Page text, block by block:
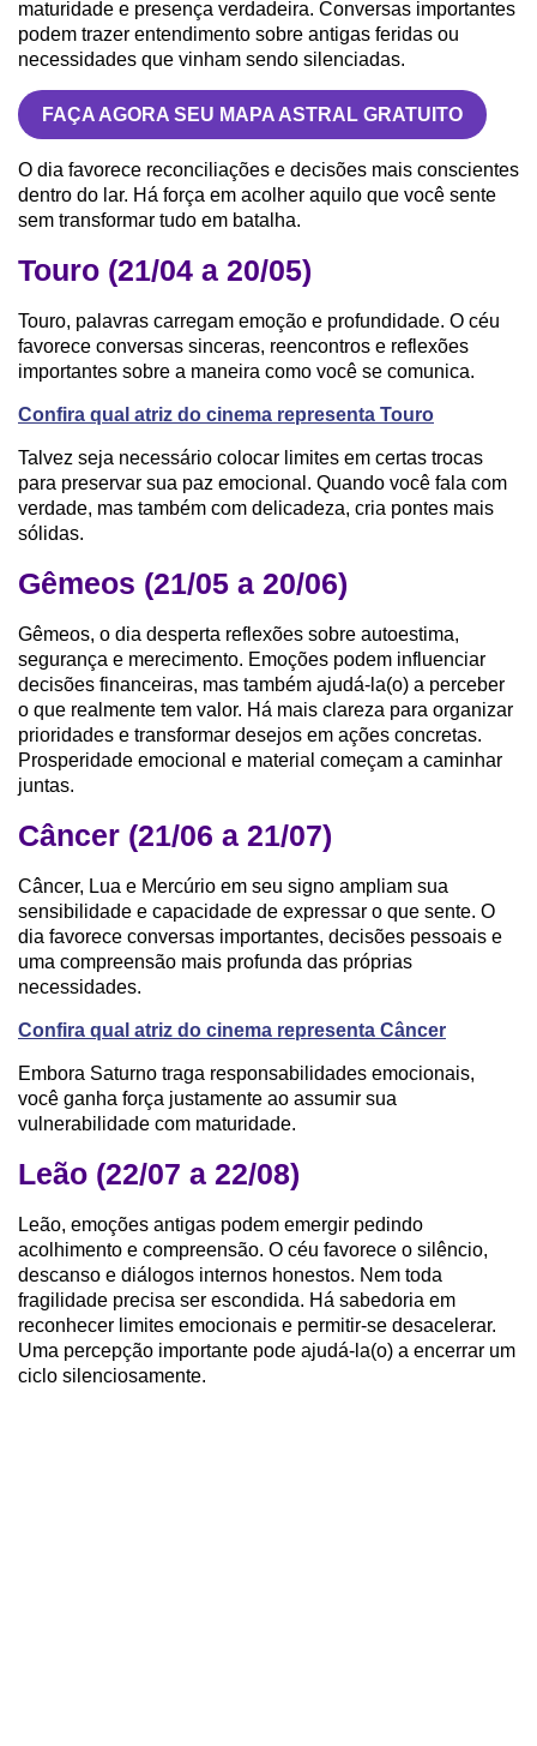
maturidade e presença verdadeira. Conversas importantes
podem trazer entendimento sobre antigas feridas ou
necessidades que vinham sendo silenciadas.
FAÇA AGORA SEU MAPA ASTRAL GRATUITO
O dia favorece reconciliações e decisões mais conscientes
dentro do lar. Há força em acolher aquilo que você sente
sem transformar tudo em batalha.
Touro (21/04 a 20/05)
Touro, palavras carregam emoção e profundidade. O céu
favorece conversas sinceras, reencontros e reflexões
importantes sobre a maneira como você se comunica.
Confira qual atriz do cinema representa Touro
Talvez seja necessário colocar limites em certas trocas
para preservar sua paz emocional. Quando você fala com
verdade, mas também com delicadeza, cria pontes mais
sólidas.
Gêmeos (21/05 a 20/06)
Gêmeos, o dia desperta reflexões sobre autoestima,
segurança e merecimento. Emoções podem influenciar
decisões financeiras, mas também ajudá-la(o) a perceber
o que realmente tem valor. Há mais clareza para organizar
prioridades e transformar desejos em ações concretas.
Prosperidade emocional e material começam a caminhar
juntas.
Câncer (21/06 a 21/07)
Câncer, Lua e Mercúrio em seu signo ampliam sua
sensibilidade e capacidade de expressar o que sente. O
dia favorece conversas importantes, decisões pessoais e
uma compreensão mais profunda das próprias
necessidades.
Confira qual atriz do cinema representa Câncer
Embora Saturno traga responsabilidades emocionais,
você ganha força justamente ao assumir sua
vulnerabilidade com maturidade.
Leão (22/07 a 22/08)
Leão, emoções antigas podem emergir pedindo
acolhimento e compreensão. O céu favorece o silêncio,
descanso e diálogos internos honestos. Nem toda
fragilidade precisa ser escondida. Há sabedoria em
reconhecer limites emocionais e permitir-se desacelerar.
Uma percepção importante pode ajudá-la(o) a encerrar um
ciclo silenciosamente.